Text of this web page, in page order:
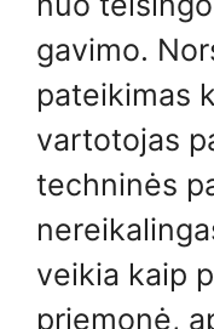
gavimo.
pateikimas
vartotojas
techninės
veikia kaip
priemonė,